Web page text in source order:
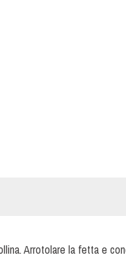
Arrotolare la fetta e